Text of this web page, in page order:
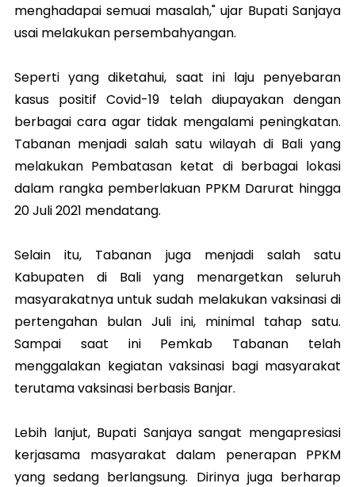
menghadapai semuai masalah," ujar Bupati Sanjaya
usai melakukan persembahyangan.
Seperti yang diketahui, saat ini laju penyebaran
kasus positif Covid-19 telah diupayakan dengan
berbagai cara agar tidak mengalami peningkatan.
Tabanan menjadi salah satu wilayah di Bali yang
melakukan Pembatasan ketat di berbagai lokasi
dalam rangka pemberlakuan PPKM Darurat hingga
20 Juli 2021 mendatang.
Selain itu, Tabanan juga menjadi salah satu
Kabupaten di Bali yang menargetkan seluruh
masyarakatnya untuk sudah melakukan vaksinasi di
pertengahan bulan Juli ini, minimal tahap satu.
Sampai saat ini Pemkab Tabanan telah
menggalakan kegiatan vaksinasi bagi masyarakat
terutama vaksinasi berbasis Banjar.
Lebih lanjut, Bupati Sanjaya sangat mengapresiasi
kerjasama masyarakat dalam penerapan PPKM
yang sedang berlangsung. Dirinya juga berharap